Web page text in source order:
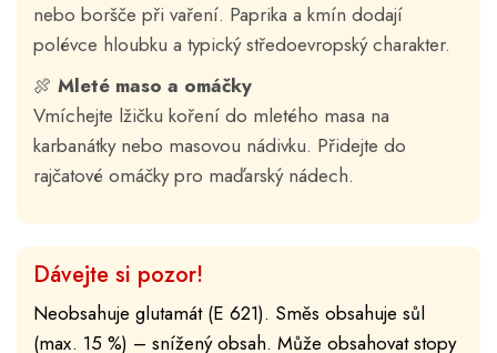
nebo boršče při vaření. Paprika a kmín dodají
polévce hloubku a typický středoevropský charakter.
🍖 Mleté maso a omáčky
Vmíchejte lžičku koření do mletého masa na
karbanátky nebo masovou nádivku. Přidejte do
rajčatové omáčky pro maďarský nádech.
Dávejte si pozor!
Neobsahuje glutamát (E 621). Směs obsahuje sůl
(max. 15 %) – snížený obsah. Může obsahovat stopy